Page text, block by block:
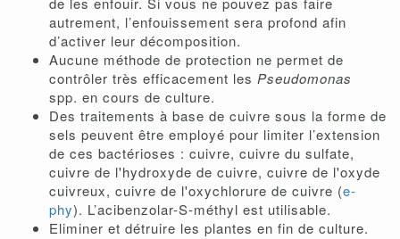
autrement, l’enfouissement sera profond afin
d’activer leur décomposition.
Aucune méthode de protection ne permet de
contrôler très efficacement les Pseudomonas
spp. en cours de culture.
Des traitements à base de cuivre sous la forme de
sels peuvent être employé pour limiter l’extension
de ces bactérioses : cuivre, cuivre du sulfate,
cuivre de l'hydroxyde de cuivre, cuivre de l'oxyde
cuivreux, cuivre de l'oxychlorure de cuivre (e-
phy). L’acibenzolar-S-méthyl est utilisable.
Eliminer et détruire les plantes en fin de culture.